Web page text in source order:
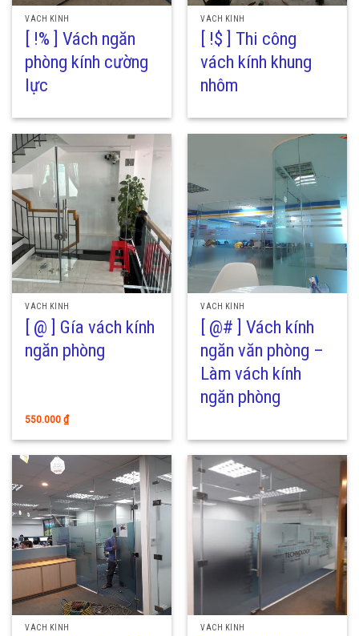
VÁCH KÍNH
[ !% ] Vách ngăn
phòng kính cường
lực
VÁCH KÍNH
[ !$ ] Thi công
vách kính khung
nhôm
VÁCH KÍNH
[ @ ] Gía vách kính
ngăn phòng
550.000₫
VÁCH KÍNH
[ @# ] Vách kính
ngăn văn phòng –
Làm vách kính
ngăn phòng
VÁCH KÍNH VÁCH KÍNH